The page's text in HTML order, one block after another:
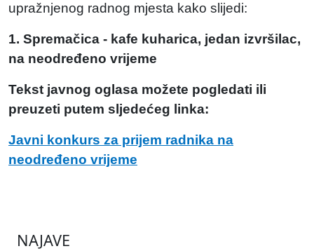
upražnjenog radnog mjesta kako slijedi:
1. Spremačica - kafe kuharica, jedan izvršilac,
na neodređeno vrijeme
Tekst javnog oglasa možete pogledati ili
preuzeti putem sljedećeg linka:
Javni konkurs za prijem radnika na
neodređeno vrijeme
NAJAVE